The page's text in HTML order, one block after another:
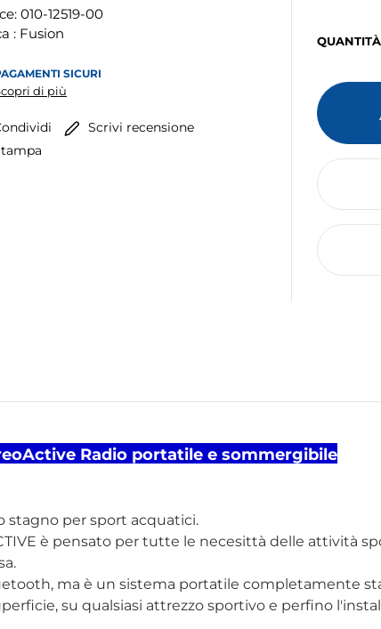
010-12519-00
: Fusion
SICURI
di più
Scrivi recensione
QUANTITÀ
Radio portatile e sommergibile
stagno per sport acquatici.
è pensato per tutte le necesittà delle attività
ma è un sistema portatile completamente
su qualsiasi attrezzo sportivo e perfino